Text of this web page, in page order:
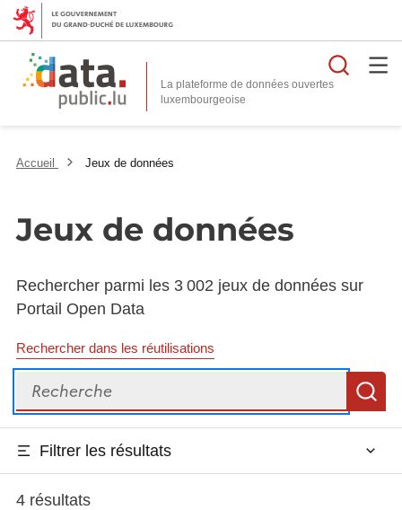
La plateforme de données ouvertes
Accueil Jeux de données
Jeux de données
Rechercher parmi les 3 002 jeux de données sur
Portail Open Data
Rechercher dans les réutilisations
Recherche
Filtrer les résultats
4 résultats